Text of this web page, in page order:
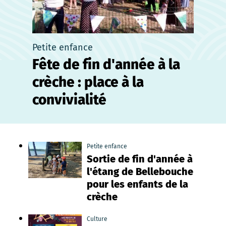
Petite enfance
Fête de fin d'année à la
crèche : place à la
convivialité
Petite enfance
Sortie de fin d'année à
l'étang de Bellebouche
pour les enfants de la
crèche
Culture